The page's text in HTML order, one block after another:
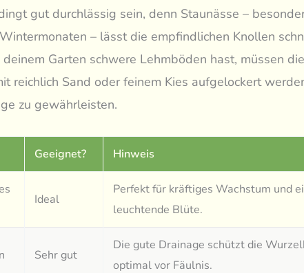
gut durchlässig sein, denn Staunässe –
– lässt die empfindlichen Knollen
Garten schwere Lehmböden hast, müssen
reichlich Sand oder feinem Kies aufgelockert
zu gewährleisten.
Geeignet? Hinweis
Ideal
Perfekt für kräftiges Wachstum und
leuchtende Blüte.
Sehr gut
Die gute Drainage schützt die
optimal vor Fäulnis.